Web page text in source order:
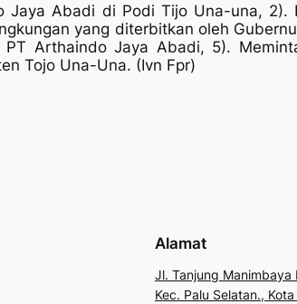
Abadi di Podi Tijo Una-una, 2).
yang diterbitkan oleh
Arthaindo Jaya Abadi, 5).
Tojo Una-Una. (Ivn Fpr)
Alamat
Jl. Tanjung Manimbaya
Kec. Palu Selatan.,